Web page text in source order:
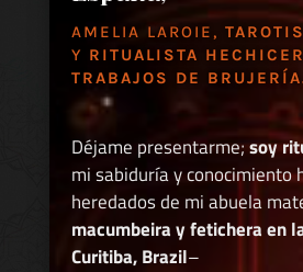
AMELIA LAROIE,
Y RITUALISTA
TRABAJOS DE
Déjame presentarme;soy
mi sabiduría y conocimiento
heredados de mi abuela
macumbeira y fetichera en
Curitiba, Brazil–